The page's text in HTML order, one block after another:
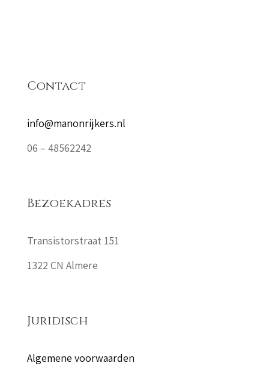
Contact
info@manonrijkers.nl
06 – 48562242
Bezoekadres
Transistorstraat 151
1322 CN Almere
Juridisch
Algemene voorwaarden